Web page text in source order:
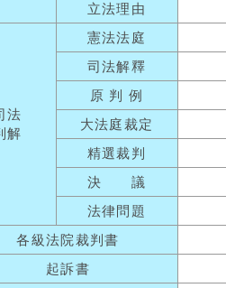
立法理由
法
解
憲法法庭
司法解釋
原 判 例
大法庭裁定
精選裁判
決 議
法律問題
各級法院裁判書
起訴書